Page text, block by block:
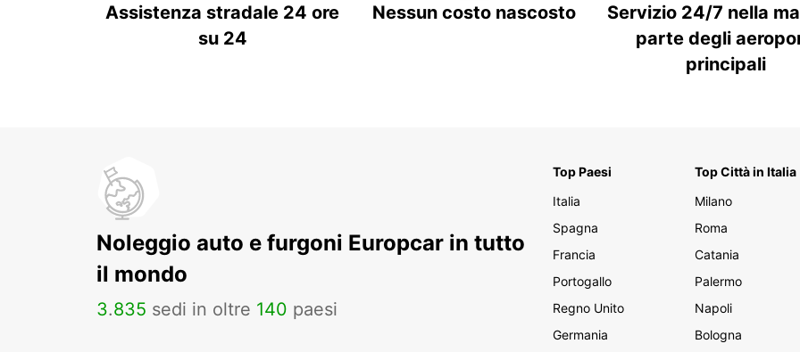
Assistenza stradale 24 ore
su 24
Nessun costo nascosto
Servizio 24/7 nella
parte degli
principali
Noleggio auto e furgoni Europcar in tutto
il mondo
3.835 sedi in oltre 140 paesi
Top Paesi
Italia
Spagna
Francia
Portogallo
Regno Unito
Germania
Top Città in Italia
Milano
Roma
Catania
Palermo
Napoli
Bologna